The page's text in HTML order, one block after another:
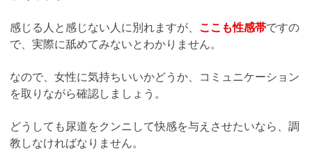
感じる人と感じない人に別れますが、 ここも性感帯ですの
で、実際に舐めてみないとわかりません。
なので、女性に気持ちいいかどうか、コミュニケーション
を取りながら確認しましょう。
どうしても尿道をクンニして快感を与えさせたいなら、調
教しなければなりません。